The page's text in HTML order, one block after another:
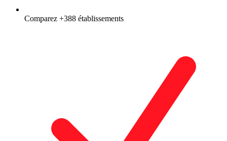
Comparez +388 établissements